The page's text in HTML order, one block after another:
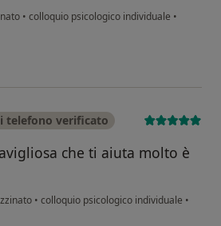
• colloquio psicologico individuale •
Eleonora
telefono verificato
che ti aiuta molto è
• colloquio psicologico individuale •
Gaia